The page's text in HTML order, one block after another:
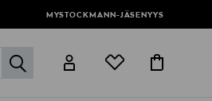
MYSTOCKMANN-JÄSENYYS
label.header.go